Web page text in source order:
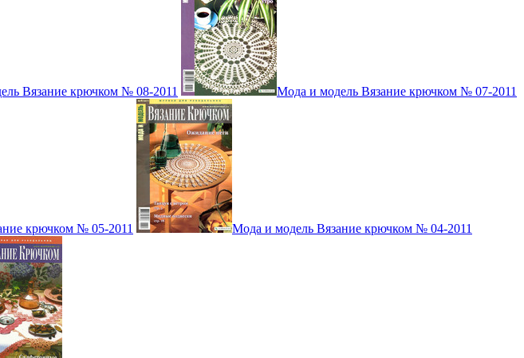
Вязание крючком № 08-2011 Мода и модель Вязание крючком № 07-2011
крючком № 05-2011 Мода и модель Вязание крючком № 04-2011